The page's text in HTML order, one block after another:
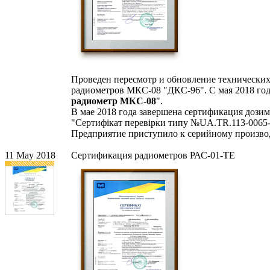
Проведен пересмотр и обновление
радиометров МКС-08 "ДКС-96". С мая 2018
радиометр МКС-08".
В мае 2018 года завершена сертификация
"Сертифiкат перевiрки типу №UA.TR.113-
Предприятие приступило к серийному
11 May 2018 Сертификация радиометров РАС-01-ТЕ